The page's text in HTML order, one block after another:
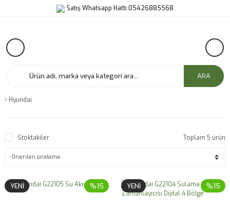
Satış Whatsapp Hattı 05426885568
ARA
Hyundai
Stoktakiler Toplam 5 ürün
%15
YENİ %15
YENİ